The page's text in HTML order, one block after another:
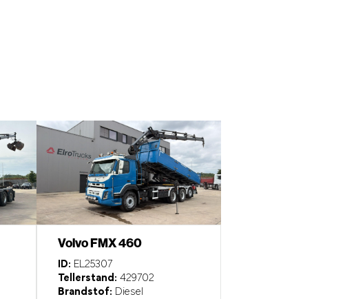
Volvo FMX 460
ID: EL25307
Tellerstand: 429702
Brandstof: Diesel